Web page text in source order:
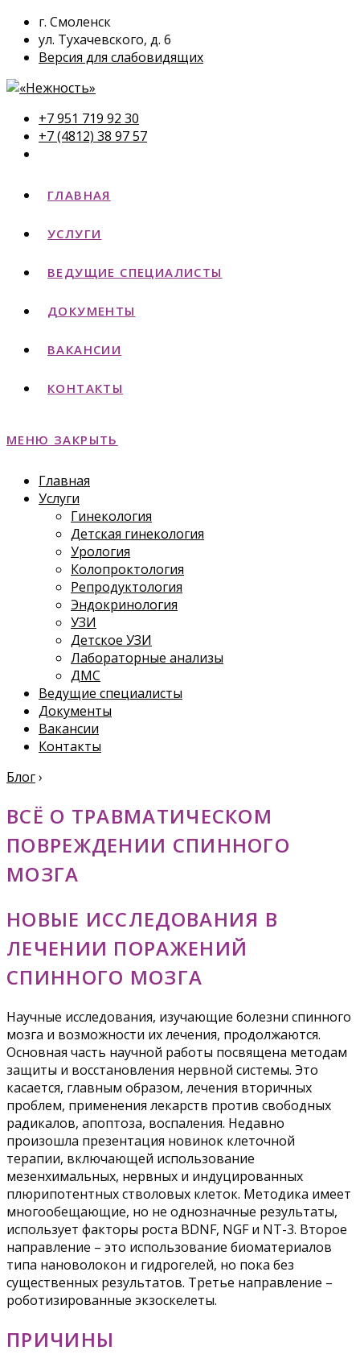
г. Смоленск
ул. Тухачевского, д. 6
Версия для слабовидящих
+7 951 719 92 30
+7 (4812) 38 97 57
ГЛАВНАЯ
УСЛУГИ
ВЕДУЩИЕ СПЕЦИАЛИСТЫ
ДОКУМЕНТЫ
ВАКАНСИИ
КОНТАКТЫ
МЕНЮ ЗАКРЫТЬ
Главная
Услуги
Гинекология
Детская гинекология
Урология
Колопроктология
Репродуктология
Эндокринология
УЗИ
Детское УЗИ
Лабораторные анализы
ДМС
Ведущие специалисты
Документы
Вакансии
Контакты
Блог›
ВСЁ О ТРАВМАТИЧЕСКОМ
ПОВРЕЖДЕНИИ СПИННОГО
МОЗГА
НОВЫЕ ИССЛЕДОВАНИЯ В
ЛЕЧЕНИИ ПОРАЖЕНИЙ
СПИННОГО МОЗГА
Научные исследования, изучающие болезни спинного
мозга и возможности их лечения, продолжаются.
Основная часть научной работы посвящена методам
защиты и восстановления нервной системы. Это
касается, главным образом, лечения вторичных
проблем, применения лекарств против свободных
радикалов, апоптоза, воспаления. Недавно
произошла презентация новинок клеточной
терапии, включающей использование
мезенхимальных, нервных и индуцированных
плюрипотентных стволовых клеток. Методика имеет
многообещающие, но не однозначные результаты,
использует факторы роста BDNF, NGF и NT-3. Второе
направление – это использование биоматериалов
типа нановолокон и гидрогелей, но пока без
существенных результатов. Третье направление –
роботизированные экзоскелеты.
ПРИЧИНЫ